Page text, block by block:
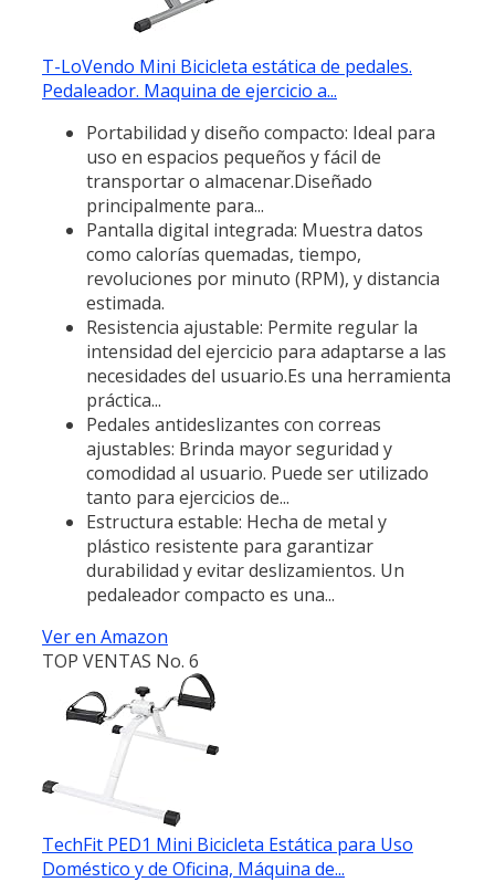
T-LoVendo Mini Bicicleta estática de pedales.
Pedaleador. Maquina de ejercicio a...
Portabilidad y diseño compacto: Ideal para
uso en espacios pequeños y fácil de
transportar o almacenar.Diseñado
principalmente para...
Pantalla digital integrada: Muestra datos
como calorías quemadas, tiempo,
revoluciones por minuto (RPM), y distancia
estimada.
Resistencia ajustable: Permite regular la
intensidad del ejercicio para adaptarse a las
necesidades del usuario.Es una herramienta
práctica...
Pedales antideslizantes con correas
ajustables: Brinda mayor seguridad y
comodidad al usuario. Puede ser utilizado
tanto para ejercicios de...
Estructura estable: Hecha de metal y
plástico resistente para garantizar
durabilidad y evitar deslizamientos. Un
pedaleador compacto es una...
Ver en Amazon
TOP VENTAS No. 6
TechFit PED1 Mini Bicicleta Estática para Uso
Doméstico y de Oficina, Máquina de...